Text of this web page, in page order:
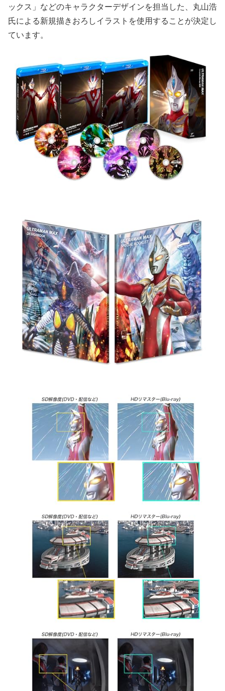
ックス」などのキャラクターデザインを担当した、丸山浩
氏による新規描きおろしイラストを使用することが決定し
ています。